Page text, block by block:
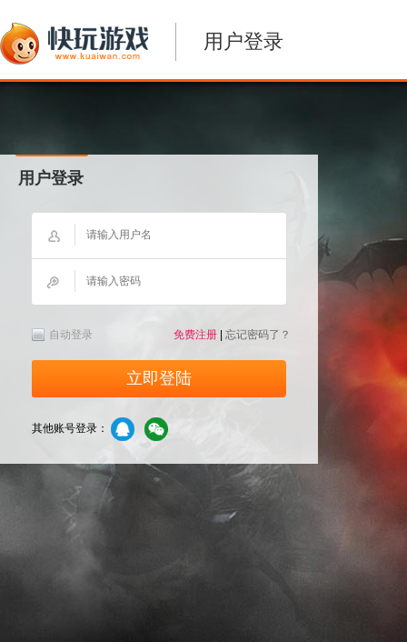
用户登录
用户登录
自动登录 免费注册 忘记密码了？
立即登陆
其他账号登录：